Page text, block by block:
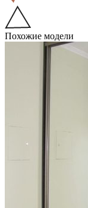
Похожие модели